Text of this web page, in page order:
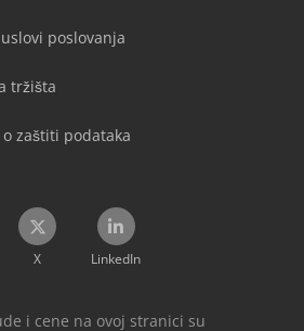
poslovanja
tržišta
o zaštiti podataka
X LinkedIn
i cene na ovoj stranici su